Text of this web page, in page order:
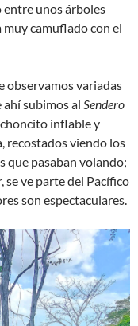
unos árboles
muy camuflado con el
observamos variadas
ahí­ subimos al Sendero
inflable y
recostados viendo los
que pasaban volando;
se ve parte del Pacífico
son espectaculares.